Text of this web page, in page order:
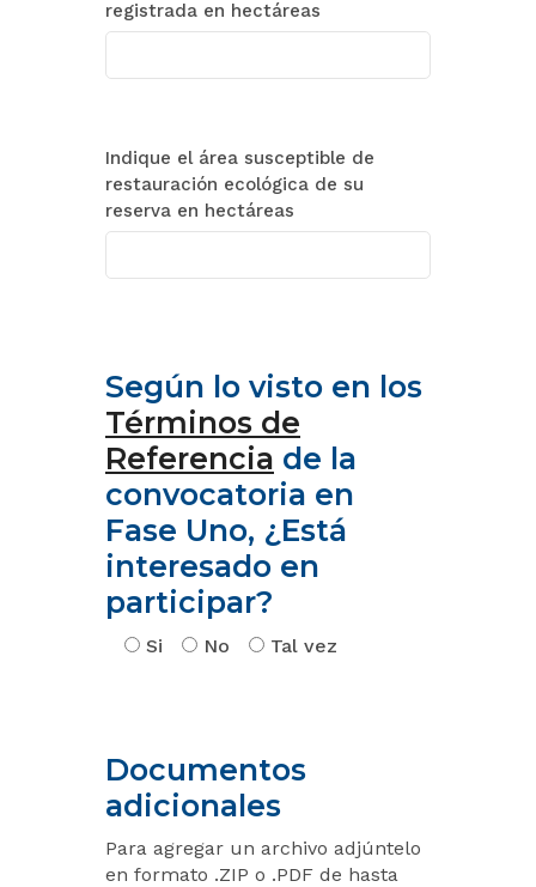
registrada en hectáreas
Indique el área susceptible de
restauración ecológica de su
reserva en hectáreas
Según lo visto en los
Términos de
Referencia de la
convocatoria en
Fase Uno, ¿Está
interesado en
participar?
Si No Tal vez
Documentos
adicionales
Para agregar un archivo adjúntelo
en formato .ZIP o .PDF de hasta